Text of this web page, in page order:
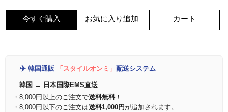
今すぐ購入 お気に入り追加 カート
✈️ 韓国通販 「スタイルオンミ」 配送システム
韓国 → 日本国際EMS直送
・ 8,000円以上のご注文で送料無料！
・ 8,000円以下のご注文は送料1,000円が追加されます。